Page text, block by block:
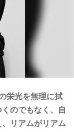
栄光を無理に拭
のでもなく、自
リアムがリアム